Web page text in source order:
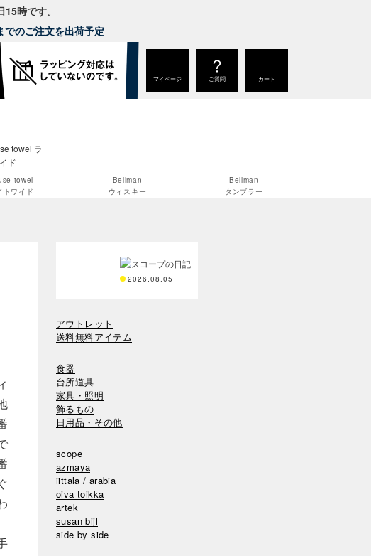
時です。
のご注文を出荷予定
マイページ ご質問 カート
towel
トワイド
Bellman
ウィスキー
Bellman
タンブラー
2026.08.05
アウトレット
送料無料アイテム
食器
台所道具
家具・照明
飾るもの
日用品・その他
scope
azmaya
iittala / arabia
oiva toikka
artek
susan bijl
side by side